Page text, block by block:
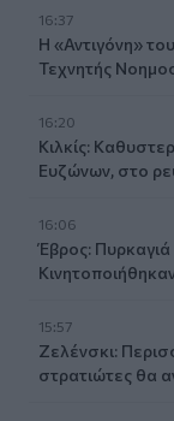
16:37
Η «Αντιγόνη»
Τεχνητής
16:20
Κιλκίς:
Ευζώνων, στο
16:06
Έβρος:
15:57
Ζελένσκι:
στρατιώτες θα